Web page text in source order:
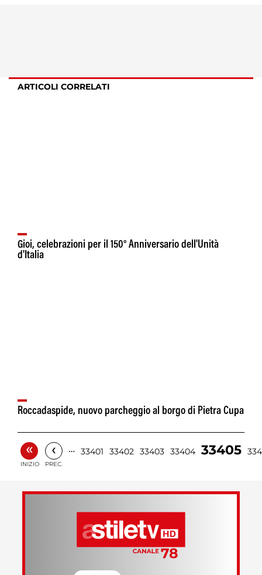
ARTICOLI CORRELATI
Gioi, celebrazioni per il 150° Anniversario dell'Unità
d'Italia
Roccadaspide, nuovo parcheggio al borgo di Pietra Cupa
«
INIZIO
‹
PREC.
… 33401 33402 33403 33404 33405